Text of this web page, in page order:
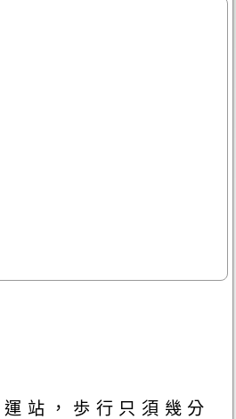
站，歩行只須幾分